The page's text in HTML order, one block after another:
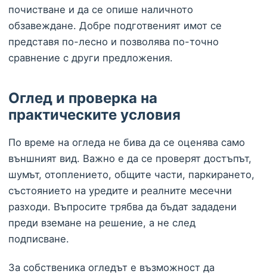
почистване и да се опише наличното
обзавеждане. Добре подготвеният имот се
представя по-лесно и позволява по-точно
сравнение с други предложения.
Оглед и проверка на
практическите условия
По време на огледа не бива да се оценява само
външният вид. Важно е да се проверят достъпът,
шумът, отоплението, общите части, паркирането,
състоянието на уредите и реалните месечни
разходи. Въпросите трябва да бъдат зададени
преди вземане на решение, а не след
подписване.
За собственика огледът е възможност да